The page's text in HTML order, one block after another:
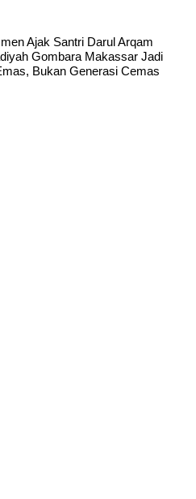
Ajak Santri Darul Arqam
Gombara Makassar Jadi
Bukan Generasi Cemas